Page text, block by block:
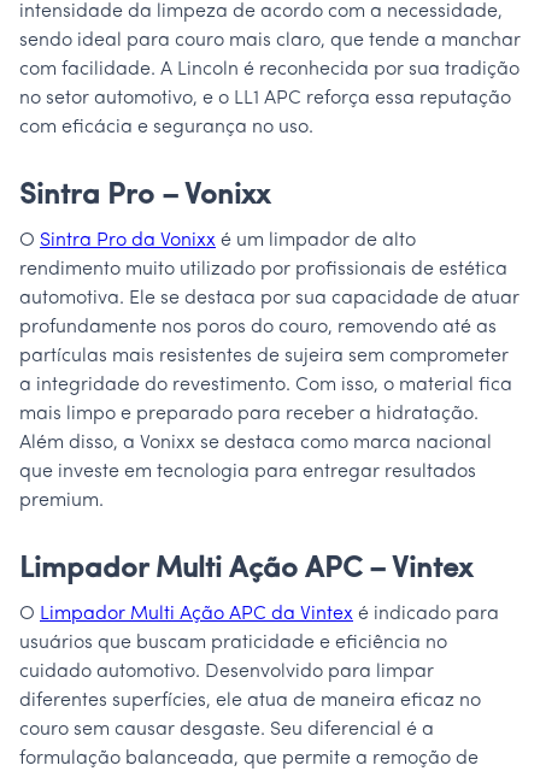
intensidade da limpeza de acordo com a necessidade,
sendo ideal para couro mais claro, que tende a manchar
com facilidade. A Lincoln é reconhecida por sua tradição
no setor automotivo, e o LL1 APC reforça essa reputação
com eficácia e segurança no uso.
Sintra Pro – Vonixx
O Sintra Pro da Vonixx é um limpador de alto
rendimento muito utilizado por profissionais de estética
automotiva. Ele se destaca por sua capacidade de atuar
profundamente nos poros do couro, removendo até as
partículas mais resistentes de sujeira sem comprometer
a integridade do revestimento. Com isso, o material fica
mais limpo e preparado para receber a hidratação.
Além disso, a Vonixx se destaca como marca nacional
que investe em tecnologia para entregar resultados
premium.
Limpador Multi Ação APC – Vintex
O Limpador Multi Ação APC da Vintex é indicado para
usuários que buscam praticidade e eficiência no
cuidado automotivo. Desenvolvido para limpar
diferentes superfícies, ele atua de maneira eficaz no
couro sem causar desgaste. Seu diferencial é a
formulação balanceada, que permite a remoção de